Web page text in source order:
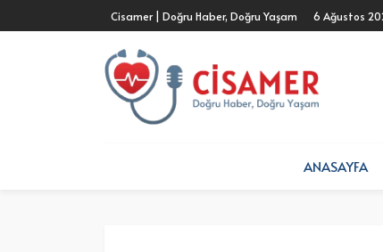
Cisamer | Doğru Haber, Doğru Yaşam 6 Ağustos
ANASAYFA